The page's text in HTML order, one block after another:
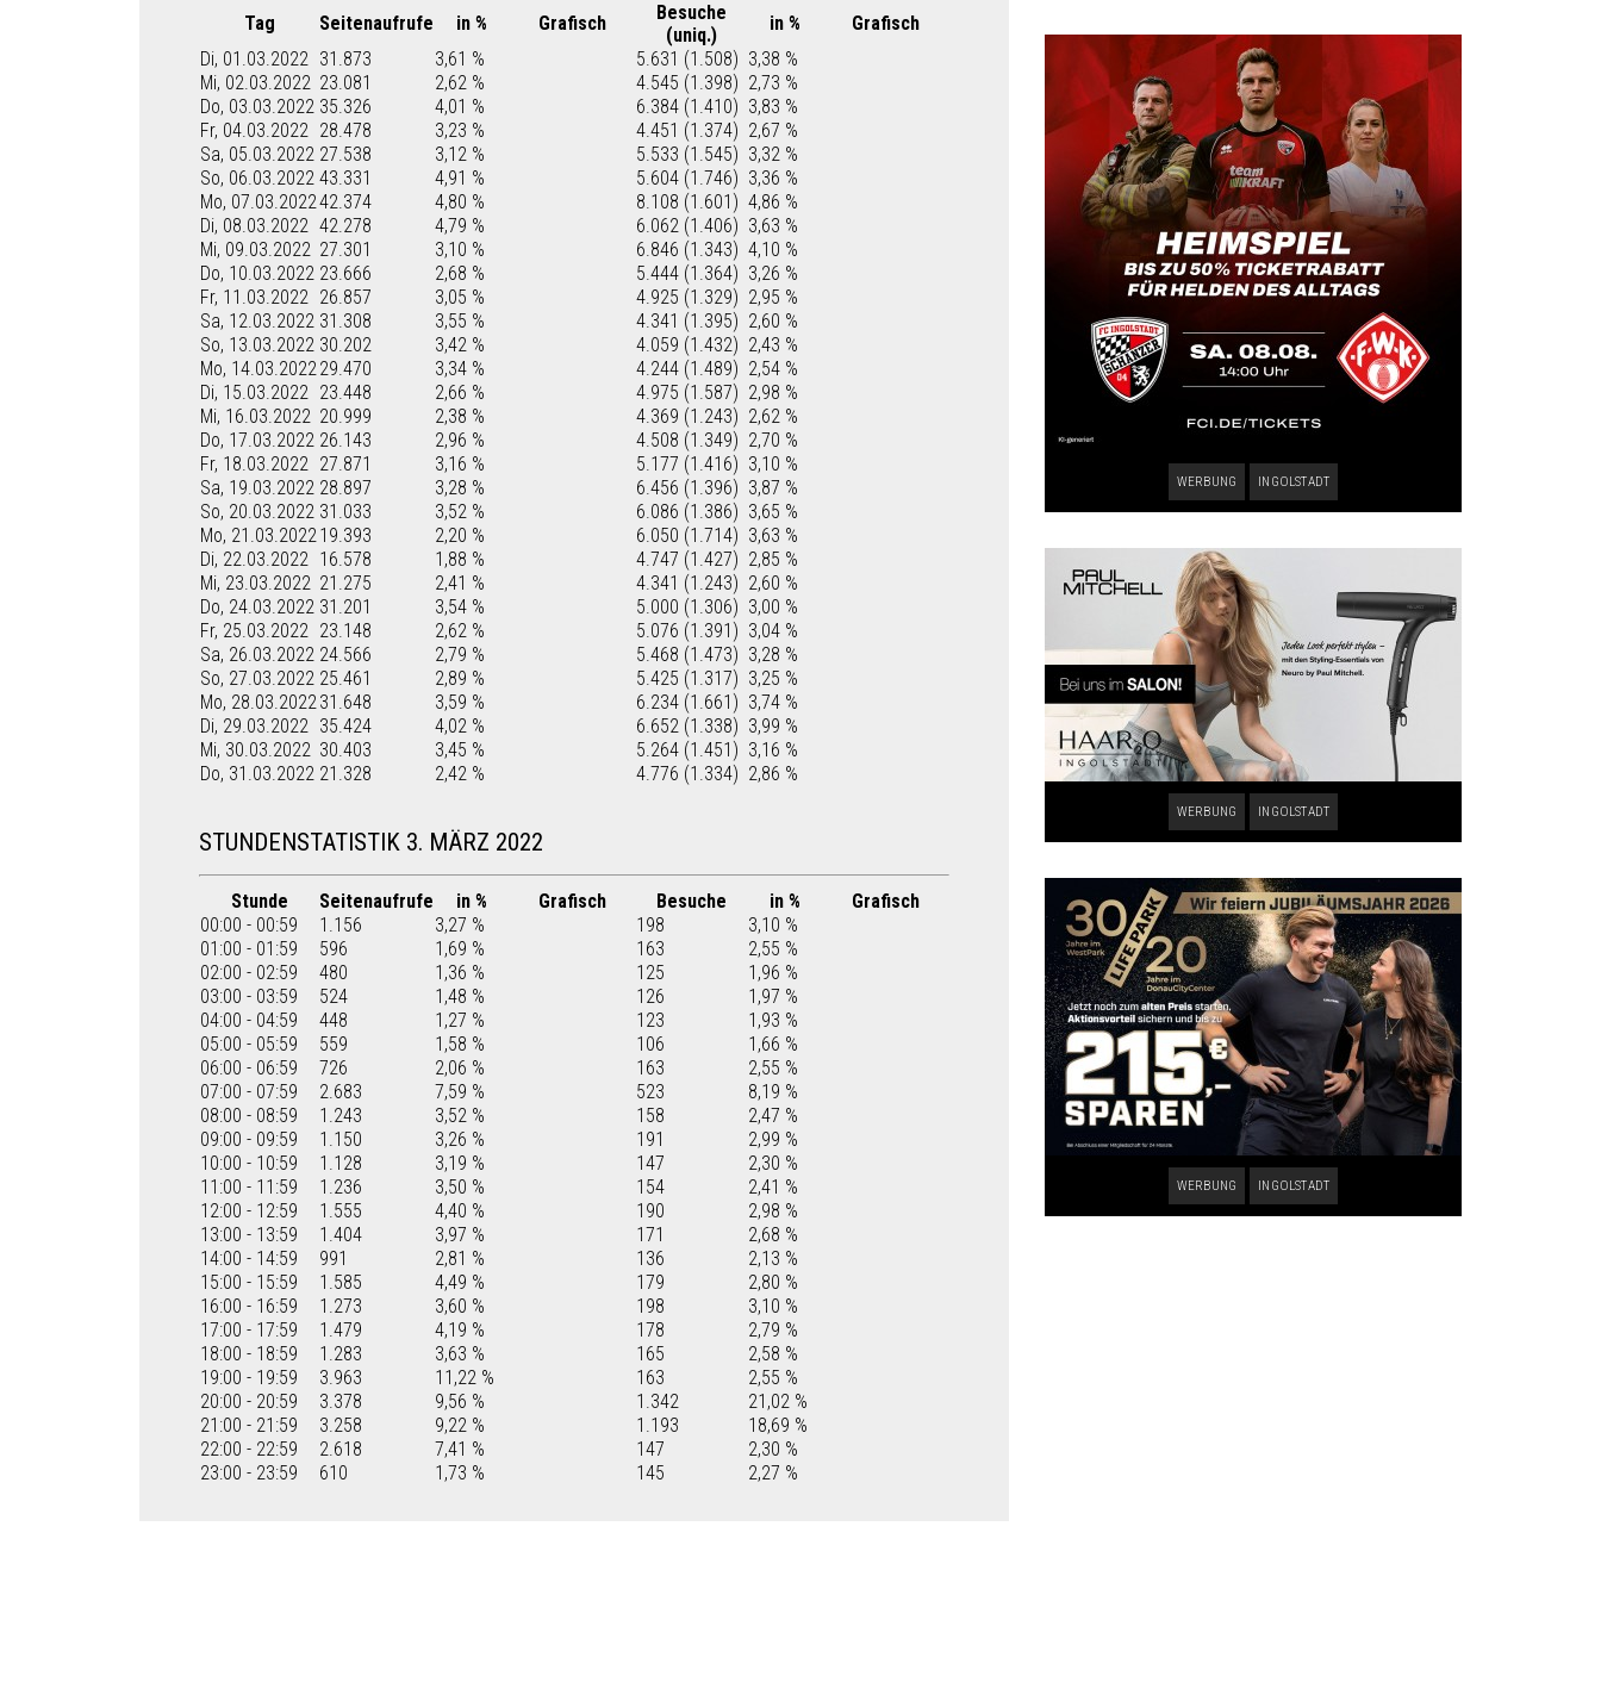
Tag Seitenaufrufe in % Grafisch
Besuche
(uniq.)
in %
Grafisch
Di, 01.03.2022 31.873 3,61 % 5.631 (1.508) 3,38 %
Mi, 02.03.2022 23.081 2,62 % 4.545 (1.398) 2,73 %
Do, 03.03.2022 35.326 4,01 % 6.384 (1.410) 3,83 %
Fr, 04.03.2022 28.478 3,23 % 4.451 (1.374) 2,67 %
Sa, 05.03.2022 27.538 3,12 % 5.533 (1.545) 3,32 %
So, 06.03.2022 43.331 4,91 % 5.604 (1.746) 3,36 %
Mo, 07.03.202242.374 4,80 % 8.108 (1.601) 4,86 %
Di, 08.03.2022 42.278 4,79 % 6.062 (1.406) 3,63 %
Mi, 09.03.2022 27.301 3,10 % 6.846 (1.343) 4,10 %
Do, 10.03.2022 23.666 2,68 % 5.444 (1.364) 3,26 %
Fr, 11.03.2022 26.857 3,05 % 4.925 (1.329) 2,95 %
Sa, 12.03.2022 31.308 3,55 % 4.341 (1.395) 2,60 %
So, 13.03.2022 30.202 3,42 % 4.059 (1.432) 2,43 %
Mo, 14.03.202229.470 3,34 % 4.244 (1.489) 2,54 %
Di, 15.03.2022 23.448 2,66 % 4.975 (1.587) 2,98 %
Mi, 16.03.2022 20.999 2,38 % 4.369 (1.243) 2,62 %
Do, 17.03.2022 26.143 2,96 % 4.508 (1.349) 2,70 %
Fr, 18.03.2022 27.871 3,16 % 5.177 (1.416) 3,10 %
Sa, 19.03.2022 28.897 3,28 % 6.456 (1.396) 3,87 %
So, 20.03.2022 31.033 3,52 % 6.086 (1.386) 3,65 %
Mo, 21.03.202219.393 2,20 % 6.050 (1.714) 3,63 %
Di, 22.03.2022 16.578 1,88 % 4.747 (1.427) 2,85 %
Mi, 23.03.2022 21.275 2,41 % 4.341 (1.243) 2,60 %
Do, 24.03.2022 31.201 3,54 % 5.000 (1.306) 3,00 %
Fr, 25.03.2022 23.148 2,62 % 5.076 (1.391) 3,04 %
Sa, 26.03.2022 24.566 2,79 % 5.468 (1.473) 3,28 %
So, 27.03.2022 25.461 2,89 % 5.425 (1.317) 3,25 %
Mo, 28.03.202231.648 3,59 % 6.234 (1.661) 3,74 %
Di, 29.03.2022 35.424 4,02 % 6.652 (1.338) 3,99 %
Mi, 30.03.2022 30.403 3,45 % 5.264 (1.451) 3,16 %
Do, 31.03.2022 21.328 2,42 % 4.776 (1.334) 2,86 %
STUNDENSTATISTIK 3. MÄRZ 2022
Stunde Seitenaufrufe in % Grafisch Besuche in %
Grafisch
00:00 - 00:59
1.156 3,27 % 198
3,10 %
01:00 - 01:59
596 1,69 % 163
2,55 %
02:00 - 02:59
480 1,36 % 125
1,96 %
03:00 - 03:59
524 1,48 % 126
1,97 %
04:00 - 04:59
448 1,27 % 123
1,93 %
05:00 - 05:59
559 1,58 % 106
1,66 %
06:00 - 06:59
726 2,06 % 163
2,55 %
07:00 - 07:59
2.683 7,59 % 523
8,19 %
08:00 - 08:59
1.243 3,52 % 158
2,47 %
09:00 - 09:59
1.150 3,26 % 191
2,99 %
10:00 - 10:59
1.128 3,19 % 147
2,30 %
11:00 - 11:59
1.236 3,50 % 154
2,41 %
12:00 - 12:59
1.555 4,40 % 190
2,98 %
13:00 - 13:59
1.404 3,97 % 171
2,68 %
14:00 - 14:59
991 2,81 % 136
2,13 %
15:00 - 15:59
1.585 4,49 % 179
2,80 %
16:00 - 16:59
1.273 3,60 % 198
3,10 %
17:00 - 17:59
1.479 4,19 % 178
2,79 %
18:00 - 18:59
1.283 3,63 % 165
2,58 %
19:00 - 19:59
3.963 11,22 % 163
2,55 %
20:00 - 20:59
3.378 9,56 % 1.342
21,02 %
21:00 - 21:59
3.258 9,22 % 1.193
18,69 %
22:00 - 22:59
2.618 7,41 % 147
2,30 %
23:00 - 23:59
610 1,73 % 145 2,27 %
WERBUNG INGOLSTADT
WERBUNG INGOLSTADT
WERBUNG INGOLSTADT